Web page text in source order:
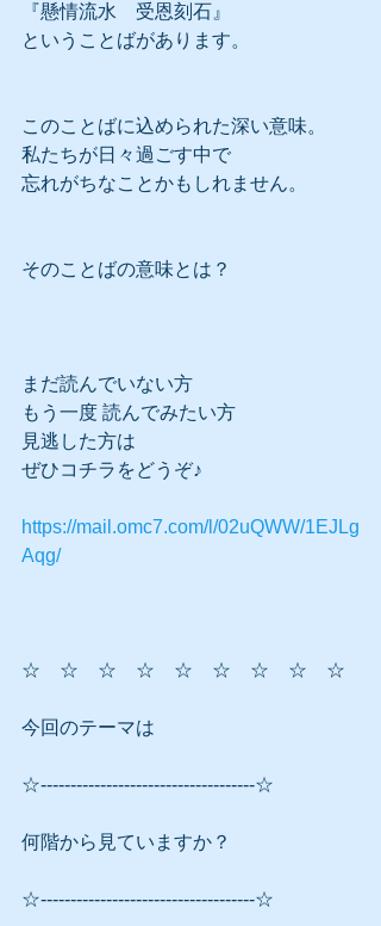
『懸情流水　受恩刻石』
ということばがあります。
このことばに込められた深い意味。
私たちが日々過ごす中で
忘れがちなことかもしれません。
そのことばの意味とは？
まだ読んでいない方
もう一度 読んでみたい方
見逃した方は
ぜひコチラをどうぞ♪
https://mail.omc7.com/l/02uQWW/1EJLg
Aqg/
☆　☆　☆　☆　☆　☆　☆　☆　☆
今回のテーマは
☆------------------------------------☆
何階から見ていますか？
☆------------------------------------☆